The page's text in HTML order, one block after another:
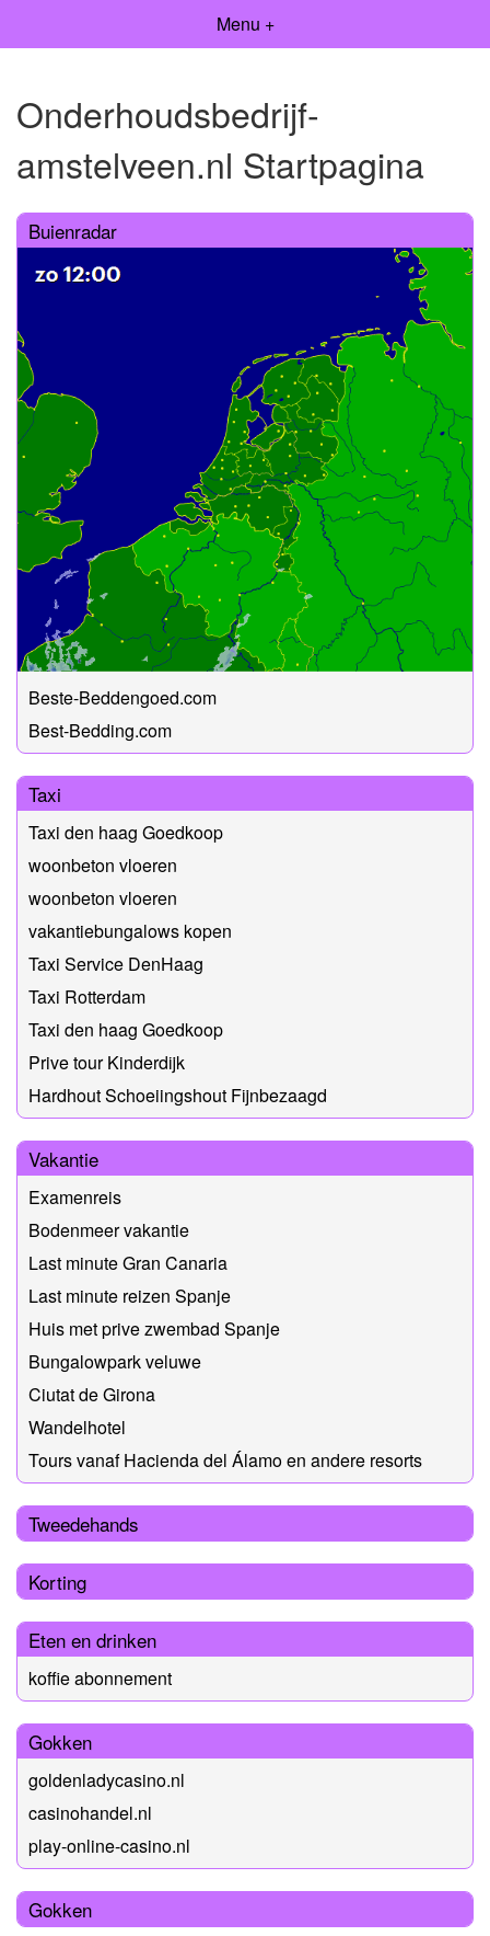
Menu +
Onderhoudsbedrijf-
amstelveen.nl Startpagina
Buienradar
Beste-Beddengoed.com
Best-Bedding.com
Taxi
Taxi den haag Goedkoop
woonbeton vloeren
woonbeton vloeren
vakantiebungalows kopen
Taxi Service DenHaag
Taxi Rotterdam
Taxi den haag Goedkoop
Prive tour Kinderdijk
Hardhout Schoeiingshout Fijnbezaagd
Vakantie
Examenreis
Bodenmeer vakantie
Last minute Gran Canaria
Last minute reizen Spanje
Huis met prive zwembad Spanje
Bungalowpark veluwe
Ciutat de Girona
Wandelhotel
Tours vanaf Hacienda del Álamo en andere resorts
Tweedehands
Korting
Eten en drinken
koffie abonnement
Gokken
goldenladycasino.nl
casinohandel.nl
play-online-casino.nl
Gokken